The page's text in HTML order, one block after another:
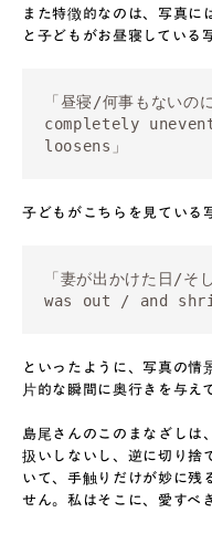
また特徴的なのは、写真に
と子どもがお昼寝している
「昼寝/何事もない
completely
loosens」
子どもがこちらを見ている
「妻が出かけた日/
was out / and
といったように、写真の情
片的な瞬間に奥行きを与え
島尾さんのこのまなざしは
扱いしないし、逆に切り捨
いて、手触りだけが妙に残
せん。私はそこに、愛すべ